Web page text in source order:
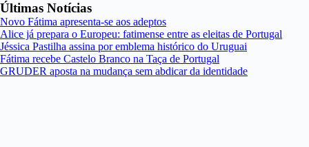
Últimas Notícias
Novo Fátima apresenta-se aos adeptos
Alice já prepara o Europeu: fatimense entre as eleitas de Portugal
Jéssica Pastilha assina por emblema histórico do Uruguai
Fátima recebe Castelo Branco na Taça de Portugal
GRUDER aposta na mudança sem abdicar da identidade